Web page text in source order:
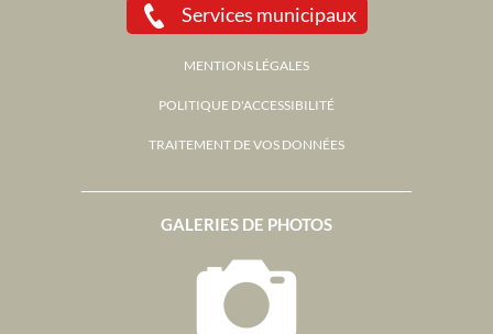
GALERIES DE PHOTOS
Services municipaux
MENTIONS LÉGALES
POLITIQUE D'ACCESSIBILITÉ
TRAITEMENT DE VOS DONNÉES